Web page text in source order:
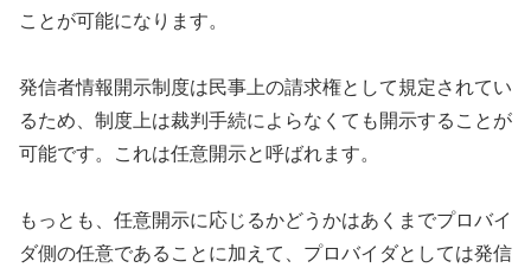
ことが可能になります。
発信者情報開示制度は民事上の請求権として規定されてい
るため、制度上は裁判手続によらなくても開示することが
可能です。これは任意開示と呼ばれます。
もっとも、任意開示に応じるかどうかはあくまでプロバイ
ダ側の任意であることに加えて、プロバイダとしては発信